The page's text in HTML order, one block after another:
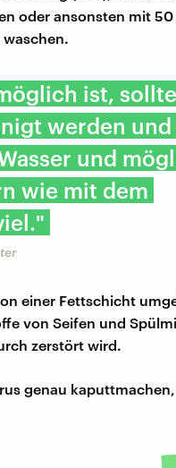
oder ansonsten mit
ist,
werden und
und
wie mit dem
einer Fettschicht
von Seifen und
zerstört wird.
genau